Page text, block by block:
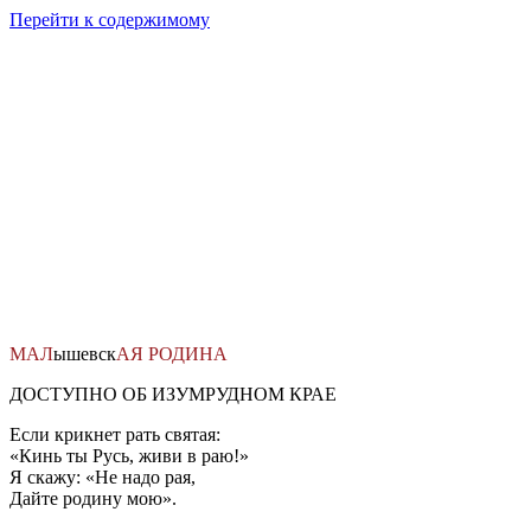
Перейти к содержимому
МАЛышевскАЯ РОДИНА
ДОСТУПНО ОБ ИЗУМРУДНОМ КРАЕ
Если крикнет рать святая:
«Кинь ты Русь, живи в раю!»
Я скажу: «Не надо рая,
Дайте родину мою».